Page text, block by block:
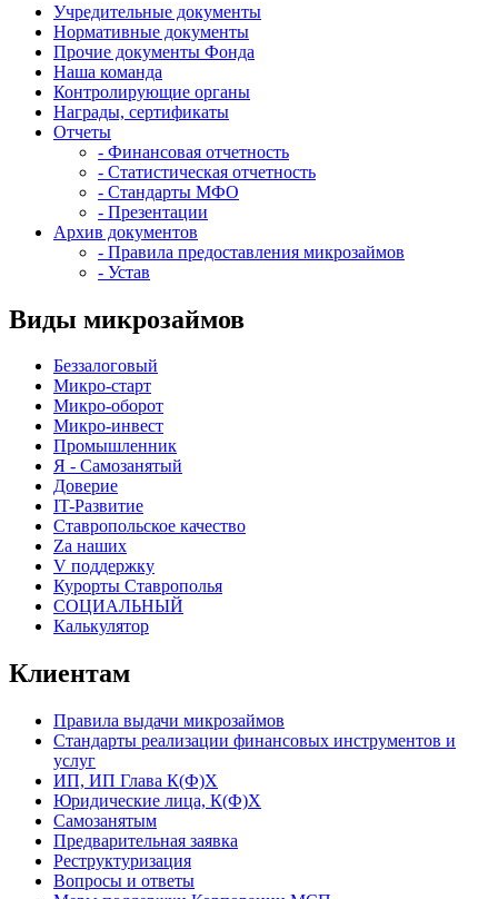
Учредительные документы
Нормативные документы
Прочие документы Фонда
Наша команда
Контролирующие органы
Награды, сертификаты
Отчеты
- Финансовая отчетность
- Статистическая отчетность
- Стандарты МФО
- Презентации
Архив документов
- Правила предоставления микрозаймов
- Устав
Виды микрозаймов
Беззалоговый
Микро-старт
Микро-оборот
Микро-инвест
Промышленник
Я - Самозанятый
Доверие
IT-Развитие
Ставропольское качество
Za наших
V поддержку
Курорты Ставрополья
СОЦИАЛЬНЫЙ
Калькулятор
Клиентам
Правила выдачи микрозаймов
Стандарты реализации финансовых инструментов и
услуг
ИП, ИП Глава К(Ф)Х
Юридические лица, К(Ф)Х
Самозанятым
Предварительная заявка
Реструктуризация
Вопросы и ответы